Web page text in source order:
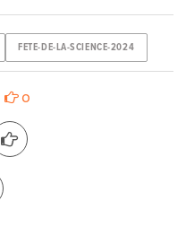
FETE-DE-LA-SCIENCE-2024
0